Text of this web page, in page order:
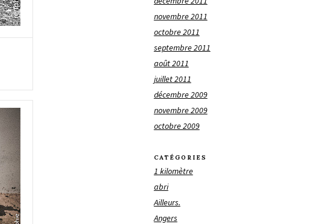
novembre 2011
octobre 2011
septembre 2011
août 2011
juillet 2011
décembre 2009
novembre 2009
octobre 2009
CATÉGORIES
1 kilomètre
abri
Ailleurs.
Angers